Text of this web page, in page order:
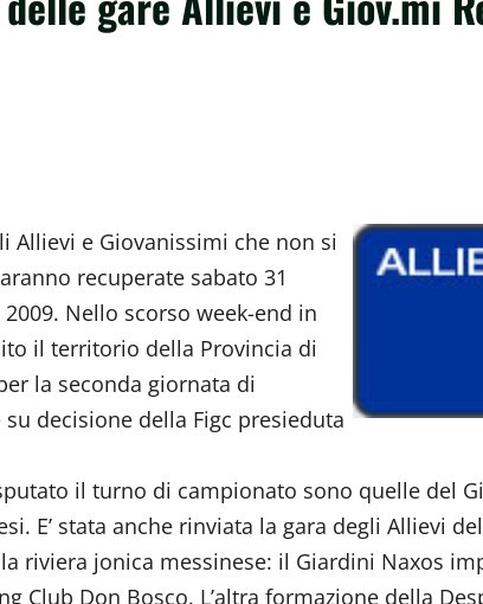
Allievi e Giovanissimi che non si
recuperate sabato 31
Nello scorso week-end in
il territorio della Provincia di
la seconda giornata di
decisione della Figc presieduta
il turno di campionato sono quelle del
E’ stata anche rinviata la gara degli Allievi
riviera jonica messinese: il Giardini Naxos
Club Don Bosco. L’altra formazione della